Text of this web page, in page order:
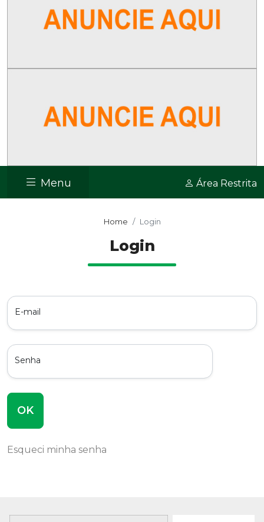
Menu Área Restrita
Home Login
Login
E-mail
Senha
OK
Esqueci minha senha